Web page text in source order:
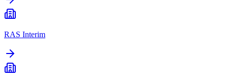
RAS Interim